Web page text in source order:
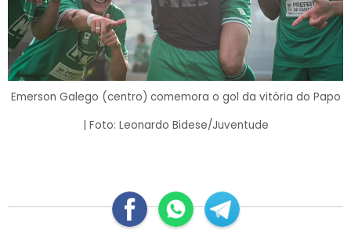
Emerson Galego (centro) comemora o gol da vitória do Papo
| Foto: Leonardo Bidese/Juventude